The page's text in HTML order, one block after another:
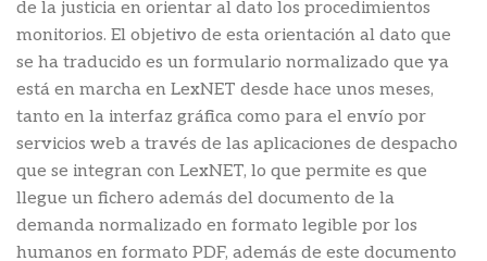
de la justicia en orientar al dato los procedimientos
monitorios. El objetivo de esta orientación al dato que
se ha traducido es un formulario normalizado que ya
está en marcha en LexNET desde hace unos meses,
tanto en la interfaz gráfica como para el envío por
servicios web a través de las aplicaciones de despacho
que se integran con LexNET, lo que permite es que
llegue un fichero además del documento de la
demanda normalizado en formato legible por los
humanos en formato PDF, además de este documento